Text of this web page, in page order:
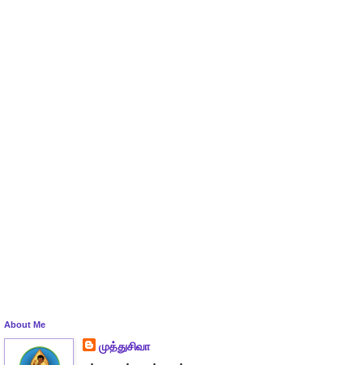
About Me
முத்துசிவா